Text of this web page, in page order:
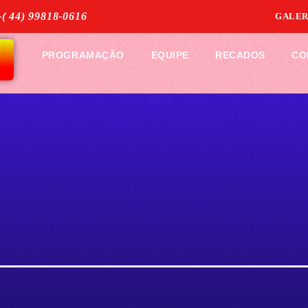
44) 99818-0616
e paz SOLANGE PROSDOCIMO DA ROSA
10 PROGRAMAÇÃO EQUIPE RECADOS